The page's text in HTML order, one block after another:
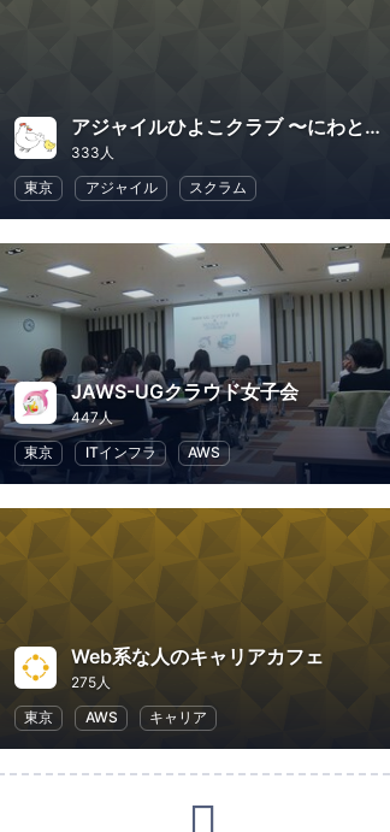
アジャイルひよこクラブ 〜にわとりへの道〜
333人
東京
アジャイル スクラム
JAWS-UGクラウド女子会
447人
東京
ITインフラ AWS
Web系な人のキャリアカフェ
275人
東京
AWS キャリア